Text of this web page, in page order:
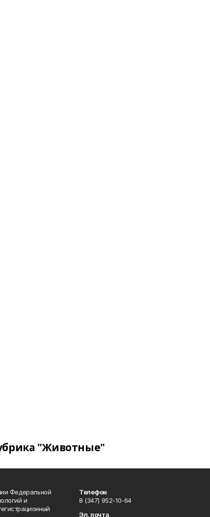
"Животные"
Федеральной
и
Телефон
8 (347) 952-10-64
Эл. почта